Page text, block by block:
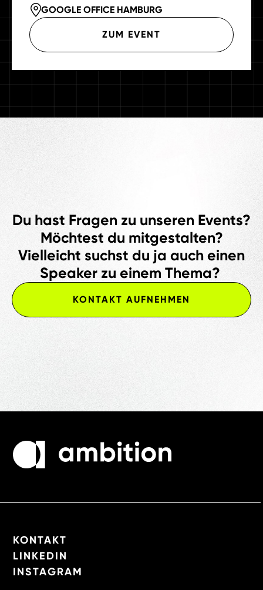
GOOGLE OFFICE HAMBURG
ZUM EVENT
Du hast Fragen zu unseren Events?
Möchtest du mitgestalten?
Vielleicht suchst du ja auch einen
Speaker zu einem Thema?
KONTAKT AUFNEHMEN
KONTAKT
LINKEDIN
INSTAGRAM